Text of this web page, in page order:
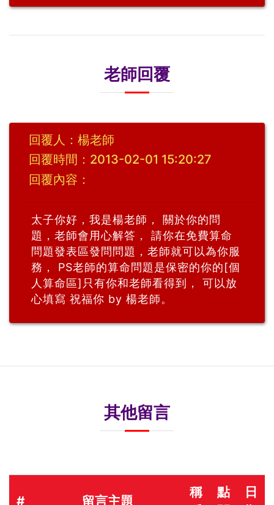
老師回覆
回覆人：楊老師
回覆時間：2013-02-01 15:20:27
回覆內容：
太子你好，我是楊老師， 關於你的問
題，老師會用心解答， 請你在免費算命
問題發表區發問問題，老師就可以為你服
務， PS老師的算命問題是保密的你的[個
人算命區]只有你和老師看得到， 可以放
心填寫 祝福你 by 楊老師。
其他留言
# 留言主題
稱
點
日